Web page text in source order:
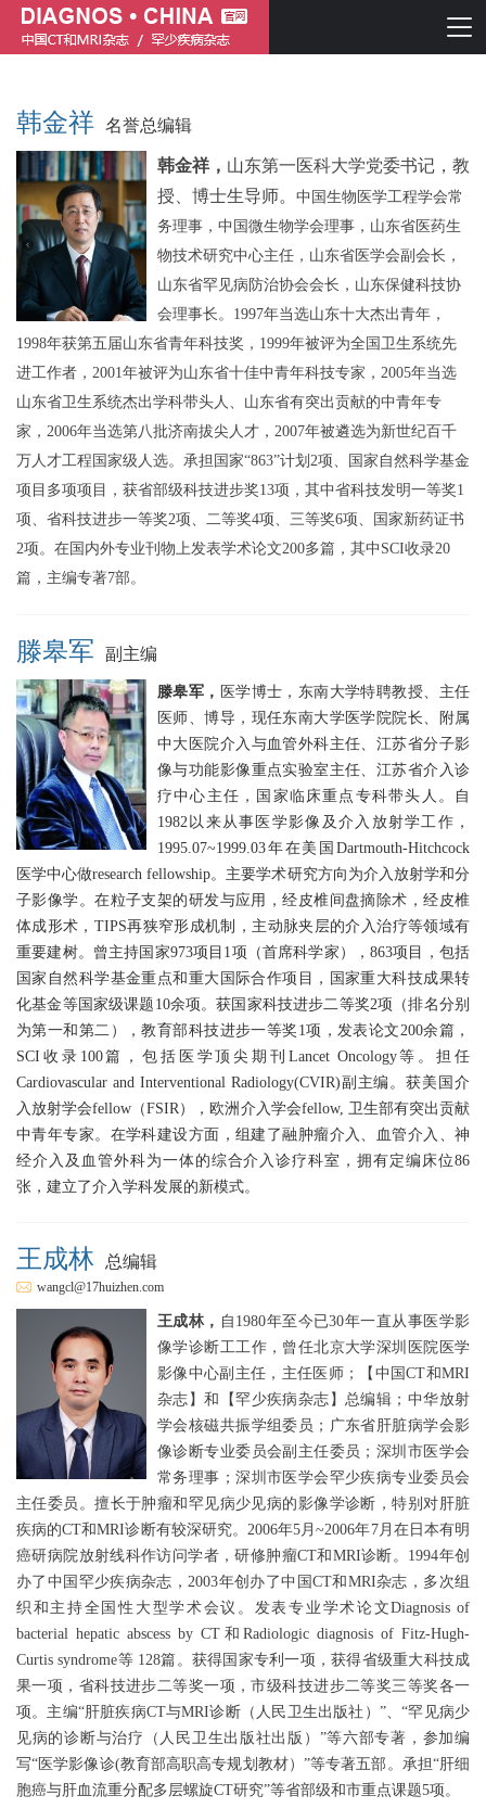
简体中文 English
韩金祥 名誉总编辑
韩金祥， 山东第一医科大学党委书记 ， 教
授、博士生导师。 中国生物医学工程学会常
务理事， 中国微生物学会理事，山东省医药生
物技术研究中心主任 ， 山东省 医学会副会长，
山东省罕见病防治协会会长， 山东保健科技协
会理事长。 1997年当选山东十大杰出青年，
1998年获第五届山东省青年科技奖，1999年被评为全国卫生系统先
进工作者，2001年被评为山东省十佳中青年科技专家，2005年当选
山东省卫生系统杰出学科带头人、山东省有突出贡献的中青年专
家，2006年当选第八批济南拔尖人才，2007年被遴选为新世纪百千
万人才工程国家级人选。承担国家“863”计划2项、国家自然科学基金
项目多项项目，获省部级科技进步奖13项，其中省科技发明一等奖1
项、省科技进步一等奖2项、二等奖4项、三等奖6项、国家新药证书
2项。在国内外专业刊物上发表学术论文200多篇，其中SCI收录20
篇，主编专著7部。
滕皋军 副主编
滕皋军， 医学博士，东南大学特聘教授、主任
医师、博导，现任东南大学医学院院长、附属
中大医院介入与血管外科主任、江苏省分子影
像与功能影像重点实验室主任、江苏省介入诊
疗中心主任，国家临床重点专科带头人。自
1982以来从事医学影像及介入放射学工作，
1995.07~1999.03年在美国Dartmouth-Hitchcock
医学中心做research fellowship。主要学术研究方向为介入放射学和分
子影像学。在粒子支架的研发与应用，经皮椎间盘摘除术，经皮椎
体成形术，TIPS再狭窄形成机制，主动脉夹层的介入治疗等领域有
重要建树。曾主持国家973项目1项（首席科学家），863项目，包括
国家自然科学基金重点和重大国际合作项目，国家重大科技成果转
化基金等国家级课题10余项。获国家科技进步二等奖2项（排名分别
为第一和第二），教育部科技进步一等奖1项，发表论文200余篇，
SCI收录100篇，包括医学顶尖期刊Lancet Oncology等。担任
Cardiovascular and Interventional Radiology(CVIR)副主编。获美国介
入放射学会fellow（FSIR），欧洲介入学会fellow, 卫生部有突出贡献
中青年专家。在学科建设方面，组建了融肿瘤介入、血管介入、神
经介入及血管外科为一体的综合介入诊疗科室，拥有定编床位86
张，建立了介入学科发展的新模式。
王成林 总编辑
wangcl@17huizhen.com
王成林， 自1980年至今已30年一直从事医学影
像学诊断工工作，曾任北京大学深圳医院医学
影像中心副主任，主任医师；【中国CT和MRI
杂志】和【罕少疾病杂志】总编辑；中华放射
学会核磁共振学组委员；广东省肝脏病学会影
像诊断专业委员会副主任委员；深圳市医学会
常务理事；深圳市医学会罕少疾病专业委员会
主任委员。擅长于肿瘤和罕见病少见病的影像学诊断，特别对肝脏
疾病的CT和MRI诊断有较深研究。2006年5月~2006年7月在日本有明
癌研病院放射线科作访问学者，研修肿瘤CT和MRI诊断。1994年创
办了中国罕少疾病杂志，2003年创办了中国CT和MRI杂志，多次组
织和主持全国性大型学术会议。发表专业学术论文Diagnosis of
bacterial hepatic abscess by CT和Radiologic diagnosis of Fitz-Hugh-
Curtis syndrome等 128篇。获得国家专利一项，获得省级重大科技成
果一项，省科技进步二等奖一项，市级科技进步二等奖三等奖各一
项。主编“肝脏疾病CT与MRI诊断（人民卫生出版社）”、“罕见病少
见病的诊断与治疗（人民卫生出版社出版）”等六部专著，参加编
写“医学影像诊(教育部高职高专规划教材）”等专著五部。承担“肝细
胞癌与肝血流重分配多层螺旋CT研究”等省部级和市重点课题5项。